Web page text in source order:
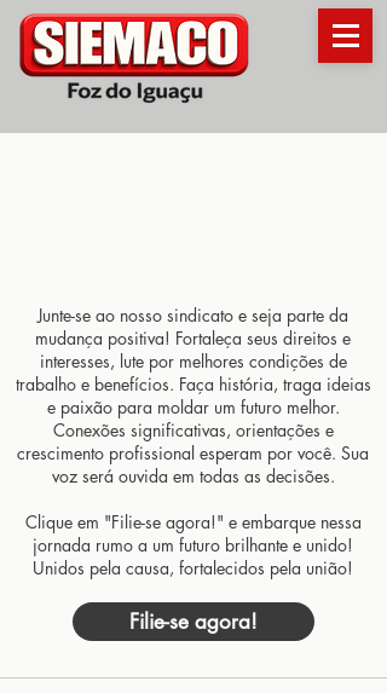
Junte-se ao nosso sindicato e seja parte da
mudança positiva! Fortaleça seus direitos e
interesses, lute por melhores condições de
trabalho e benefícios. Faça história, traga ideias
e paixão para moldar um futuro melhor.
Conexões significativas, orientações e
crescimento profissional esperam por você. Sua
voz será ouvida em todas as decisões.
Clique em "Filie-se agora!" e embarque nessa
jornada rumo a um futuro brilhante e unido!
Unidos pela causa, fortalecidos pela união!
Filie-se agora!